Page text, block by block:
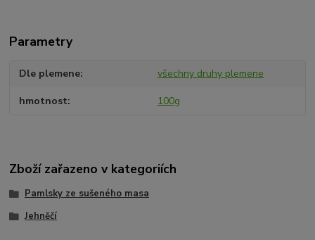
Parametry
Dle plemene všechny druhy plemene
hmotnost 100g
Zboží zařazeno v kategoriích
Pamlsky ze sušeného masa
Jehněčí